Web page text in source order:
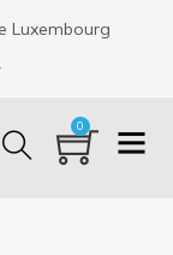
Luxembourg
0